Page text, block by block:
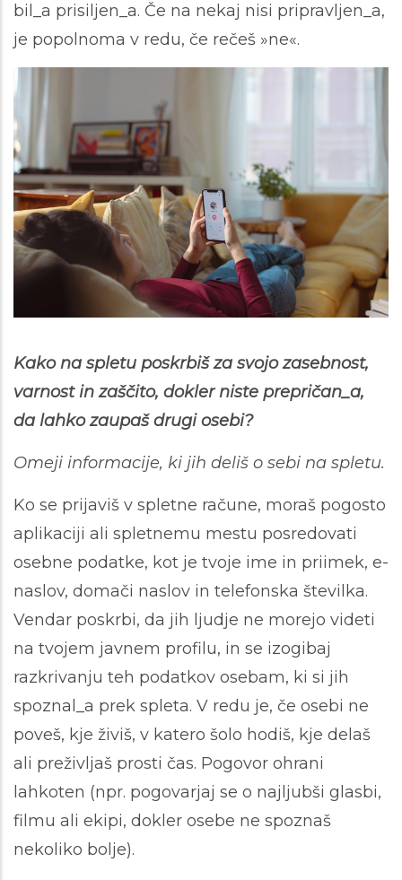
bil_a prisiljen_a. Če na nekaj nisi pripravljen_a,
je popolnoma v redu, če rečeš »ne«.
Kako na spletu poskrbiš za svojo zasebnost,
varnost in zaščito, dokler niste prepričan_a,
da lahko zaupaš drugi osebi?
Omeji informacije, ki jih deliš o sebi na spletu.
Ko se prijaviš v spletne račune, moraš pogosto
aplikaciji ali spletnemu mestu posredovati
osebne podatke, kot je tvoje ime in priimek, e-
naslov, domači naslov in telefonska številka.
Vendar poskrbi, da jih ljudje ne morejo videti
na tvojem javnem profilu, in se izogibaj
razkrivanju teh podatkov osebam, ki si jih
spoznal_a prek spleta. V redu je, če osebi ne
poveš, kje živiš, v katero šolo hodiš, kje delaš
ali preživljaš prosti čas. Pogovor ohrani
lahkoten (npr. pogovarjaj se o najljubši glasbi,
filmu ali ekipi, dokler osebe ne spoznaš
nekoliko bolje).